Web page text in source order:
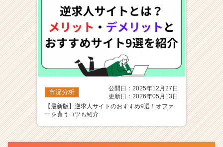
市況分析
公開日：2025年12月27日
更新日：2026年05月13日
【最新版】逆求人サイトのおすすめ9選！オファ
ーを貰うコツも紹介